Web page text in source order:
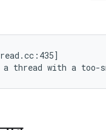
thread with a too-